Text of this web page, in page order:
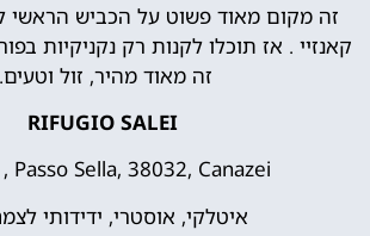
זה מקום מאוד פשוט על הכביש הראשי
קאנזיי . אז תוכלו לקנות רק נקניקיות
זה מאוד מהיר, זול וטעים.
RIFUGIO SALEI
Passo Sella, 38032, Canazei , איטליה
איטלקי, אוסטרי, ידידותי